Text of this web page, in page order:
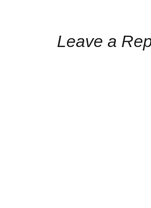
Leave a